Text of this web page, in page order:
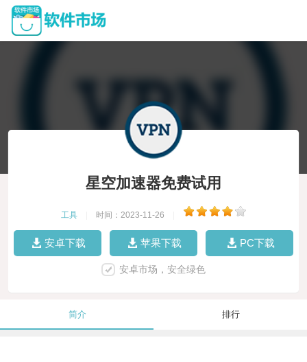
星空加速器免费试用
工具 时间：2023-11-26
安卓下载 苹果下载 PC下载
安卓市场，安全绿色
简介 排行